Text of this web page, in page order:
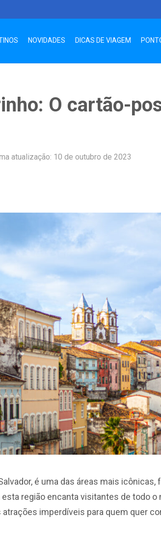
NOVIDADES DICAS DE VIAGEM
O cartão-
atualização: 10 de outubro de 2023
é uma das áreas mais
região encanta visitantes de todo
imperdíveis para quem quer